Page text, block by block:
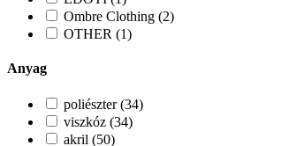
Ombre Clothing (2)
OTHER (1)
Anyag
poliészter (34)
viszkóz (34)
akril (50)